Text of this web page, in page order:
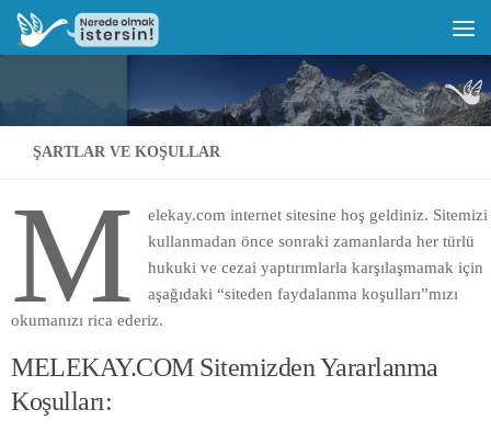
ŞARTLAR VE KOŞULLAR
M
elekay.com internet sitesine hoş geldiniz. Sitemizi
kullanmadan önce sonraki zamanlarda her türlü
hukuki ve cezai yaptırımlarla karşılaşmamak için
aşağıdaki “siteden faydalanma koşulları”mızı
okumanızı rica ederiz.
MELEKAY.COM Sitemizden Yararlanma
Koşulları: